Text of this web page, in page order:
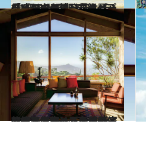
2026.6.5
【ハワイを再発見】「『ジュラシック・パーク』のロケ地」だけじゃない！クアロア ランチの“知る人ぞ知る”絶景プライベートビーチへ
旅＆お出かけ
2026.6.9
【日本で育った名建築家の最高傑作】正面にダイヤモンドヘッドを眺める贅沢…ハワイの高台に佇む絶景住宅へ
旅＆お出かけ